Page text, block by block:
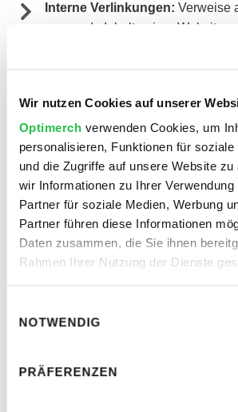
Wir nutzen Cookies auf unserer
Optimerchverwenden Cookies, um
personalisieren, Funktionen für
und die Zugriffe auf unsere Website
wir Informationen zu Ihrer
Partner für soziale Medien, Werbung
Partner führen diese Informationen
Daten zusammen, die Sie ihnen
Rahmen Ihrer Nutzung der Dienste
NOTWENDIG
PRÄFERENZEN
Interne Verlinkungen: Verweise
passende Inhalte einer Website
Zusammenhänge besser
Nutzererfahrung gestärkt werden.
Meta-Angaben wie Title und
Elemente werden in den
angezeigt und beeinflussen, ob
angeklickt wird. Sie sollten
und die wichtigsten
Mehrwert und Verständlichkeit:
verständlicher Aufbau schafft
Fachliche Kompetenz: